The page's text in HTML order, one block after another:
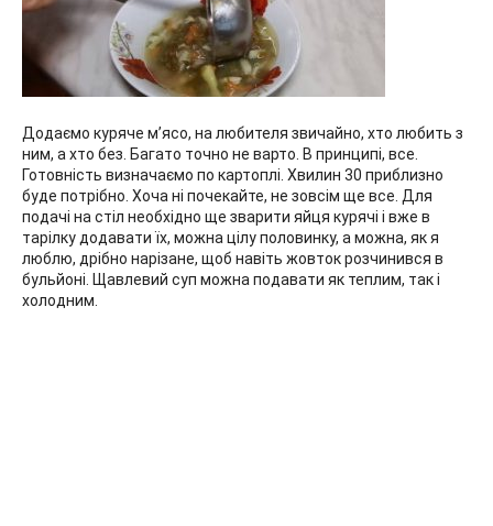
Додаємо куряче м’ясо, на любителя звичайно, хто любить з
ним, а хто без. Багато точно не варто. В принципі, все.
Готовність визначаємо по картоплі. Хвилин 30 приблизно
буде потрібно. Хоча ні почекайте, не зовсім ще все. Для
подачі на стіл необхідно ще зварити яйця курячі і вже в
тарілку додавати їх, можна цілу половинку, а можна, як я
люблю, дрібно нарізане, щоб навіть жовток розчинився в
бульйоні. Щавлевий суп можна подавати як теплим, так і
холодним.